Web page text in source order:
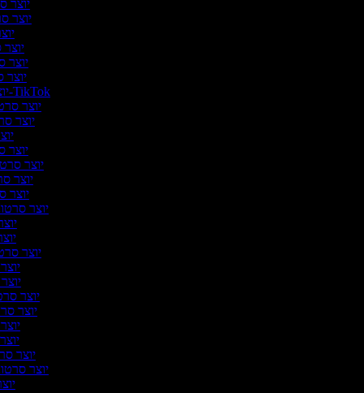
יוצר
יוצר
יוצר
יוצר
יוצר
יוצר סרטונים ל-TikTok
יוצר
יוצר
יוצר
יוצר
יוצר
יוצר
יוצר
יוצר
יוצר
יוצר
יוצר
יוצר